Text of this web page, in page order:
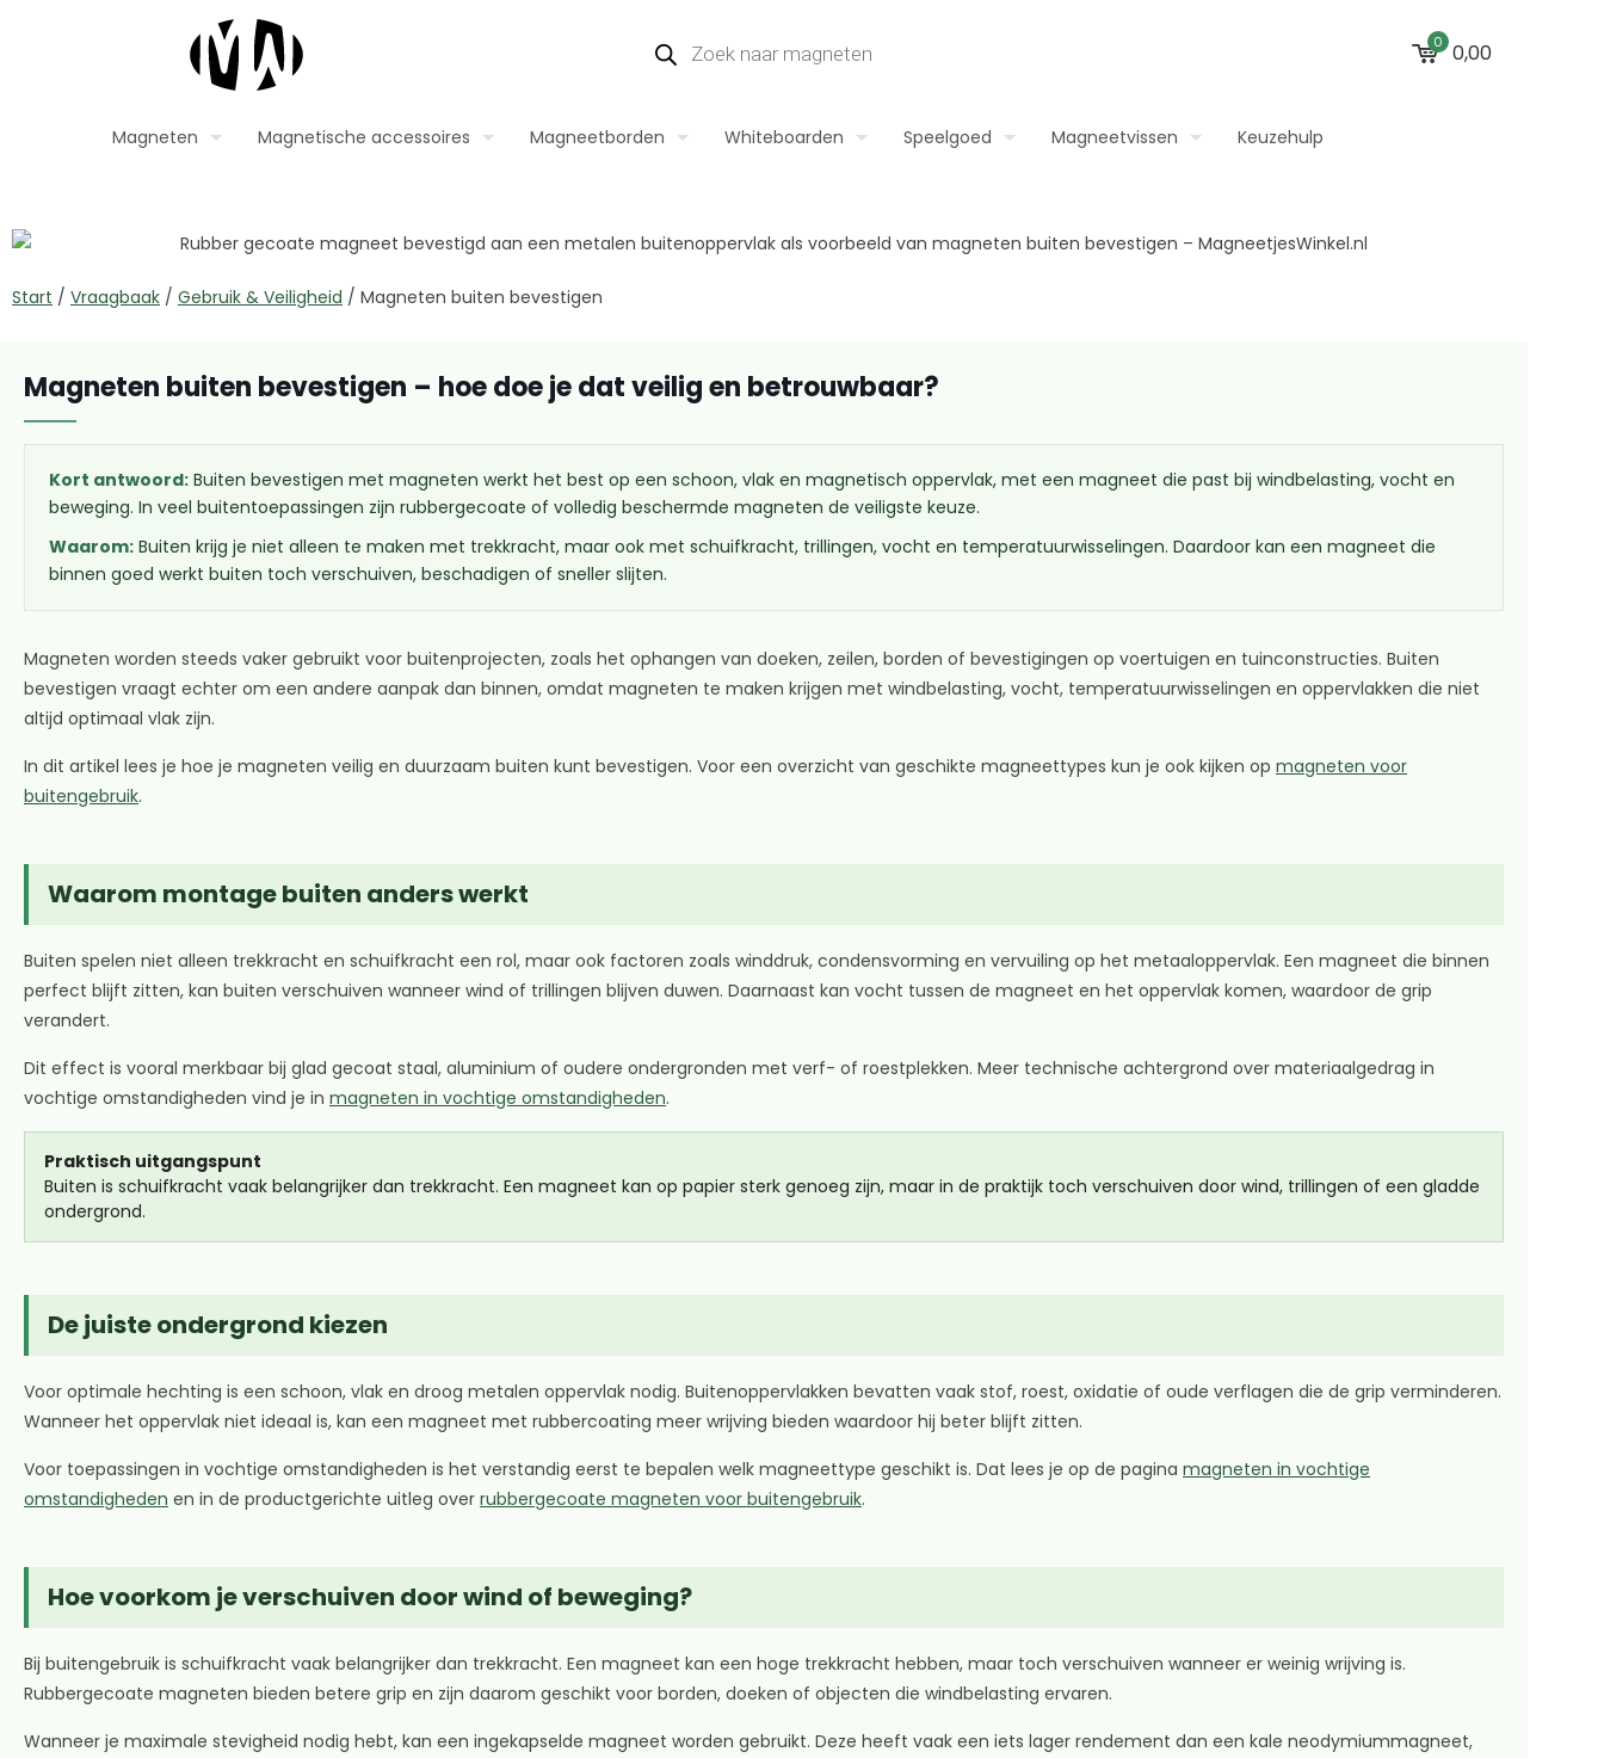
0 0,00
Magneten Magnetische accessoires Magneetborden Whiteboarden Speelgoed Magneetvissen Keuzehulp
Start / Vraagbaak / Gebruik & Veiligheid / Magneten buiten bevestigen
Magneten buiten bevestigen – hoe doe je dat veilig en betrouwbaar?
Kort antwoord: Buiten bevestigen met magneten werkt het best op een schoon, vlak en magnetisch oppervlak, met een magneet die past bij windbelasting, vocht en
beweging. In veel buitentoepassingen zijn rubbergecoate of volledig beschermde magneten de veiligste keuze.
Waarom: Buiten krijg je niet alleen te maken met trekkracht, maar ook met schuifkracht, trillingen, vocht en temperatuurwisselingen. Daardoor kan een magneet die
binnen goed werkt buiten toch verschuiven, beschadigen of sneller slijten.
Magneten worden steeds vaker gebruikt voor buitenprojecten, zoals het ophangen van doeken, zeilen, borden of bevestigingen op voertuigen en tuinconstructies. Buiten
bevestigen vraagt echter om een andere aanpak dan binnen, omdat magneten te maken krijgen met windbelasting, vocht, temperatuurwisselingen en oppervlakken die niet
altijd optimaal vlak zijn.
In dit artikel lees je hoe je magneten veilig en duurzaam buiten kunt bevestigen. Voor een overzicht van geschikte magneettypes kun je ook kijken op magneten voor
buitengebruik.
Waarom montage buiten anders werkt
Buiten spelen niet alleen trekkracht en schuifkracht een rol, maar ook factoren zoals winddruk, condensvorming en vervuiling op het metaaloppervlak. Een magneet die binnen
perfect blijft zitten, kan buiten verschuiven wanneer wind of trillingen blijven duwen. Daarnaast kan vocht tussen de magneet en het oppervlak komen, waardoor de grip
verandert.
Dit effect is vooral merkbaar bij glad gecoat staal, aluminium of oudere ondergronden met verf- of roestplekken. Meer technische achtergrond over materiaalgedrag in
vochtige omstandigheden vind je in magneten in vochtige omstandigheden.
Praktisch uitgangspunt
Buiten is schuifkracht vaak belangrijker dan trekkracht. Een magneet kan op papier sterk genoeg zijn, maar in de praktijk toch verschuiven door wind, trillingen of een gladde
ondergrond.
De juiste ondergrond kiezen
Voor optimale hechting is een schoon, vlak en droog metalen oppervlak nodig. Buitenoppervlakken bevatten vaak stof, roest, oxidatie of oude verflagen die de grip verminderen.
Wanneer het oppervlak niet ideaal is, kan een magneet met rubbercoating meer wrijving bieden waardoor hij beter blijft zitten.
Voor toepassingen in vochtige omstandigheden is het verstandig eerst te bepalen welk magneettype geschikt is. Dat lees je op de pagina magneten in vochtige
omstandigheden en in de productgerichte uitleg over rubbergecoate magneten voor buitengebruik.
Hoe voorkom je verschuiven door wind of beweging?
Bij buitengebruik is schuifkracht vaak belangrijker dan trekkracht. Een magneet kan een hoge trekkracht hebben, maar toch verschuiven wanneer er weinig wrijving is.
Rubbergecoate magneten bieden betere grip en zijn daarom geschikt voor borden, doeken of objecten die windbelasting ervaren.
Wanneer je maximale stevigheid nodig hebt, kan een ingekapselde magneet worden gebruikt. Deze heeft vaak een iets lager rendement dan een kale neodymiummagneet,